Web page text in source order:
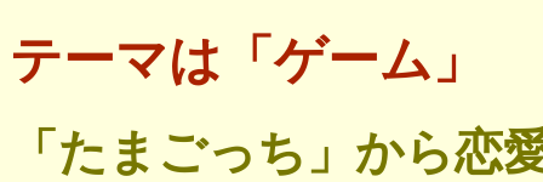
テーマは「ゲーム」
「たまごっち」から恋